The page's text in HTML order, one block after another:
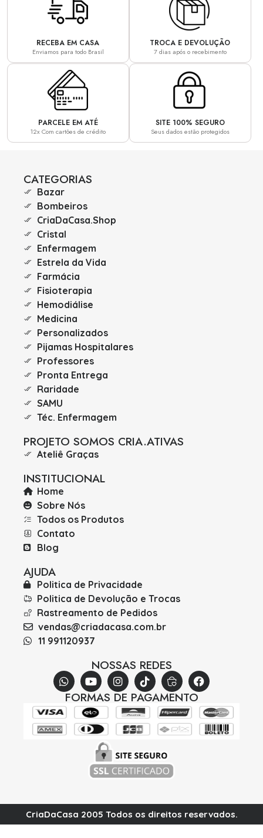
RECEBA EM CASA
Enviamos para todo Brasil
TROCA E DEVOLUÇÃO
7 dias após o recebimento
PARCELE EM ATÉ
12x Com cartões de crédito
SITE 100% SEGURO
Seus dados estão protegidos
CATEGORIAS
Bazar
Bombeiros
CriaDaCasa.Shop
Cristal
Enfermagem
Estrela da Vida
Farmácia
Fisioterapia
Hemodiálise
Medicina
Personalizados
Pijamas Hospitalares
Professores
Pronta Entrega
Raridade
SAMU
Téc. Enfermagem
PROJETO SOMOS CRIA.ATIVAS
Ateliê Graças
INSTITUCIONAL
Home
Sobre Nós
Todos os Produtos
Contato
Blog
AJUDA
Politica de Privacidade
Politica de Devolução e Trocas
Rastreamento de Pedidos
vendas@criadacasa.com.br
11 991120937
NOSSAS REDES
FORMAS DE PAGAMENTO
CriaDaCasa 2005 Todos os direitos reservados.